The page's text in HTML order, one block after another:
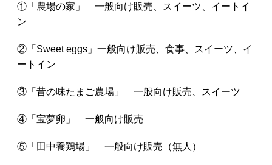
①「農場の家」 一般向け販売、スイーツ、イートイ
ン
②「Sweet eggs」一般向け販売、食事、スイーツ、イ
ートイン
③「昔の味たまご農場」 一般向け販売、スイーツ
④「宝夢卵」 一般向け販売
⑤「田中養鶏場」 一般向け販売（無人）